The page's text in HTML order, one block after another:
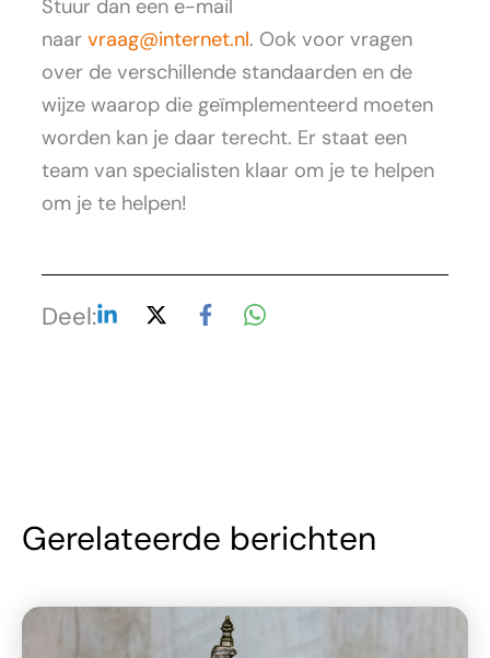
Stuur dan een e-mail
naarvraag@internet.nl. Ook voor vragen
over de verschillende standaarden en de
wijze waarop die geïmplementeerd moeten
worden kan je daar terecht. Er staat een
team van specialisten klaar om je te helpen
om je te helpen!
Deel:
Gerelateerde berichten